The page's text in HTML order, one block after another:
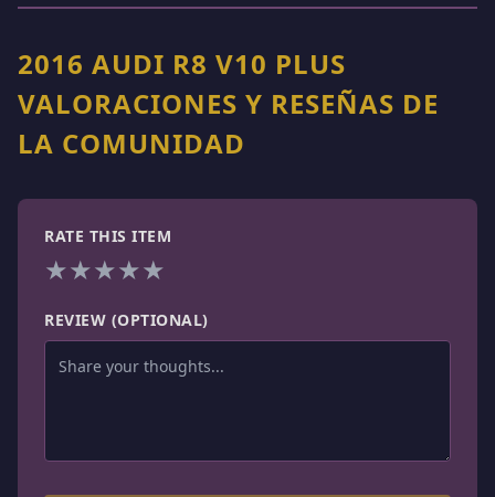
2016 AUDI R8 V10 PLUS
VALORACIONES Y RESEÑAS DE
LA COMUNIDAD
RATE THIS ITEM
★★★★★
REVIEW (OPTIONAL)